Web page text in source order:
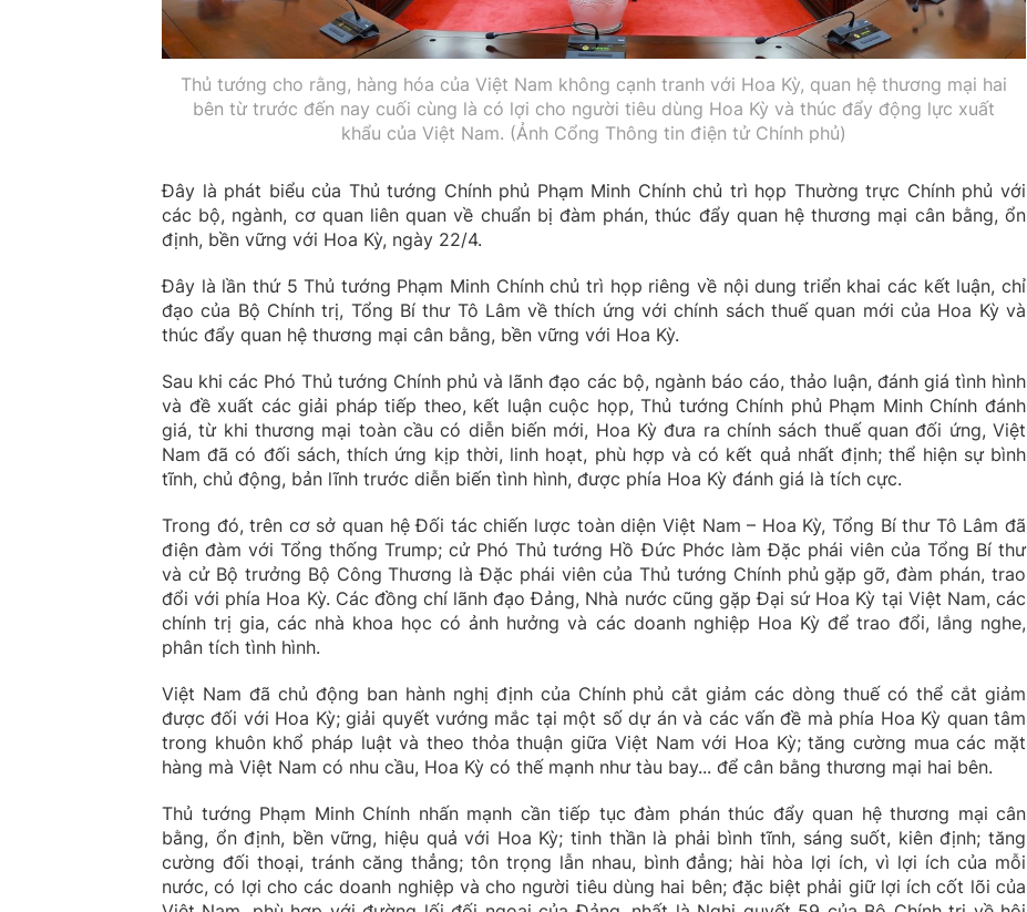
Thủ tướng cho rằng, hàng hóa của Việt Nam không cạnh tranh với Hoa Kỳ, quan hệ thương mại hai
bên từ trước đến nay cuối cùng là có lợi cho người tiêu dùng Hoa Kỳ và thúc đẩy động lực xuất
khẩu của Việt Nam. (Ảnh Cổng Thông tin điện tử Chính phủ)
Đây là phát biểu của Thủ tướng Chính phủ Phạm Minh Chính chủ trì họp Thường trực Chính phủ với
các bộ, ngành, cơ quan liên quan về chuẩn bị đàm phán, thúc đẩy quan hệ thương mại cân bằng, ổn
định, bền vững với Hoa Kỳ, ngày 22/4.
Đây là lần thứ 5 Thủ tướng Phạm Minh Chính chủ trì họp riêng về nội dung triển khai các kết luận, chỉ
đạo của Bộ Chính trị, Tổng Bí thư Tô Lâm về thích ứng với chính sách thuế quan mới của Hoa Kỳ và
thúc đẩy quan hệ thương mại cân bằng, bền vững với Hoa Kỳ.
Sau khi các Phó Thủ tướng Chính phủ và lãnh đạo các bộ, ngành báo cáo, thảo luận, đánh giá tình hình
và đề xuất các giải pháp tiếp theo, kết luận cuộc họp, Thủ tướng Chính phủ Phạm Minh Chính đánh
giá, từ khi thương mại toàn cầu có diễn biến mới, Hoa Kỳ đưa ra chính sách thuế quan đối ứng, Việt
Nam đã có đối sách, thích ứng kịp thời, linh hoạt, phù hợp và có kết quả nhất định; thể hiện sự bình
tĩnh, chủ động, bản lĩnh trước diễn biến tình hình, được phía Hoa Kỳ đánh giá là tích cực.
Trong đó, trên cơ sở quan hệ Đối tác chiến lược toàn diện Việt Nam – Hoa Kỳ, Tổng Bí thư Tô Lâm đã
điện đàm với Tổng thống Trump; cử Phó Thủ tướng Hồ Đức Phớc làm Đặc phái viên của Tổng Bí thư
và cử Bộ trưởng Bộ Công Thương là Đặc phái viên của Thủ tướng Chính phủ gặp gỡ, đàm phán, trao
đổi với phía Hoa Kỳ. Các đồng chí lãnh đạo Đảng, Nhà nước cũng gặp Đại sứ Hoa Kỳ tại Việt Nam, các
chính trị gia, các nhà khoa học có ảnh hưởng và các doanh nghiệp Hoa Kỳ để trao đổi, lắng nghe,
phân tích tình hình.
Việt Nam đã chủ động ban hành nghị định của Chính phủ cắt giảm các dòng thuế có thể cắt giảm
được đối với Hoa Kỳ; giải quyết vướng mắc tại một số dự án và các vấn đề mà phía Hoa Kỳ quan tâm
trong khuôn khổ pháp luật và theo thỏa thuận giữa Việt Nam với Hoa Kỳ; tăng cường mua các mặt
hàng mà Việt Nam có nhu cầu, Hoa Kỳ có thế mạnh như tàu bay... để cân bằng thương mại hai bên.
Thủ tướng Phạm Minh Chính nhấn mạnh cần tiếp tục đàm phán thúc đẩy quan hệ thương mại cân
bằng, ổn định, bền vững, hiệu quả với Hoa Kỳ; tinh thần là phải bình tĩnh, sáng suốt, kiên định; tăng
cường đối thoại, tránh căng thẳng; tôn trọng lẫn nhau, bình đẳng; hài hòa lợi ích, vì lợi ích của mỗi
nước, có lợi cho các doanh nghiệp và cho người tiêu dùng hai bên; đặc biệt phải giữ lợi ích cốt lõi của